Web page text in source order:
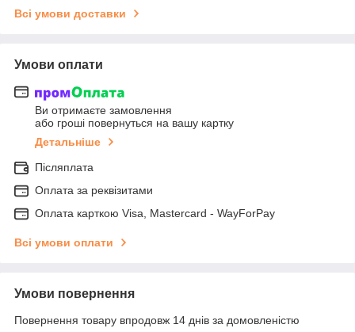
Всі умови доставки
Умови оплати
Ви отримаєте замовлення
або гроші повернуться на вашу картку
Детальніше
Післяплата
Оплата за реквізитами
Оплата карткою Visa, Mastercard - WayForPay
Всі умови оплати
Умови повернення
Повернення товару впродовж 14 днів за домовленістю